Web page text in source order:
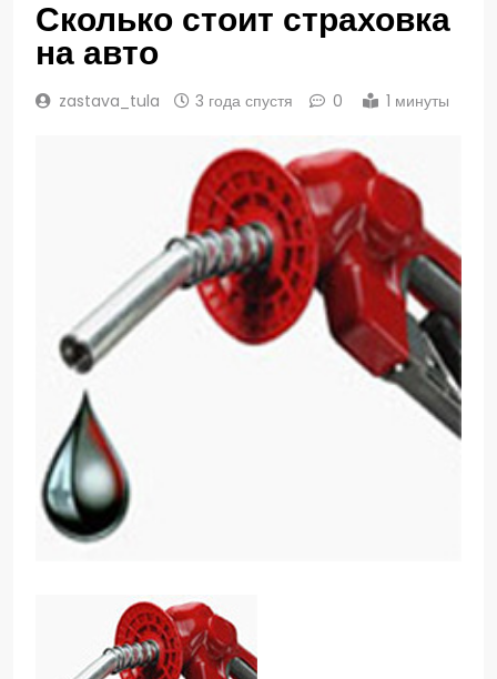
Сколько стоит страховка
на авто
zastava_tula 3 года спустя 0 1 минуты